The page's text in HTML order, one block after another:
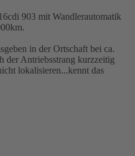
903 mit Wandlerautomatik
in der Ortschaft bei ca.
der Antriebsstrang kurzzeitig
lokalisieren...kennt das